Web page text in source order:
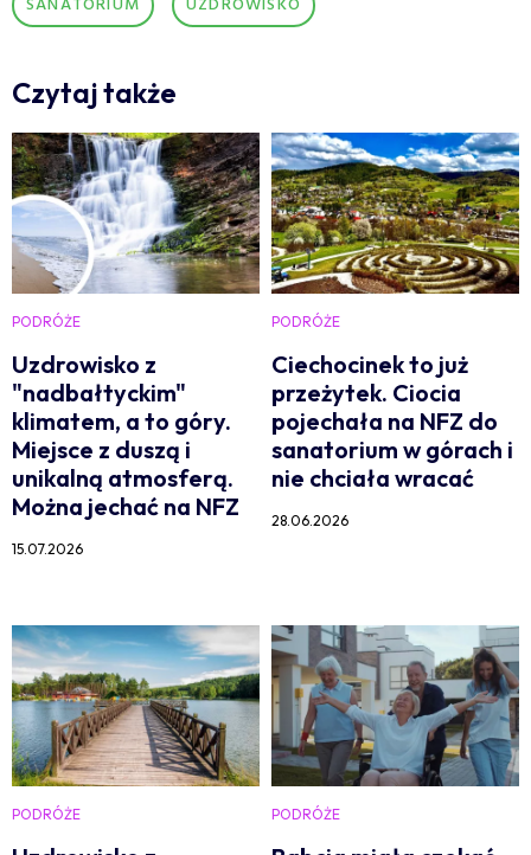
SANATORIUM UZDROWISKO
Czytaj także
PODRÓŻE
Uzdrowisko z
"nadbałtyckim"
klimatem, a to góry.
Miejsce z duszą i
unikalną atmosferą.
Można jechać na NFZ
15.07.2026
PODRÓŻE
Ciechocinek to już
przeżytek. Ciocia
pojechała na NFZ do
sanatorium w górach i
nie chciała wracać
28.06.2026
PODRÓŻE PODRÓŻE